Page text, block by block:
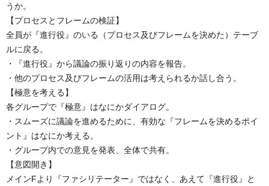
うか。
【プロセスとフレームの検証】
全員が『進行役』のいる（プロセス及びフレームを決めた）テーブ
ルに戻る。
・『進行役』から議論の振り返りの内容を報告。
・他のプロセス及びフレームの活用は考えられるか話し合う。
【極意を考える】
各グループで『極意』はなにかダイアログ。
・スムーズに議論を進めるために、有効な『フレームを決めるポイ
ント』はなにか考える。
・グループ内での意見を発表、全体で共有。
【意図開き】
メインFより『ファシリテーター』ではなく、あえて『進行役』と